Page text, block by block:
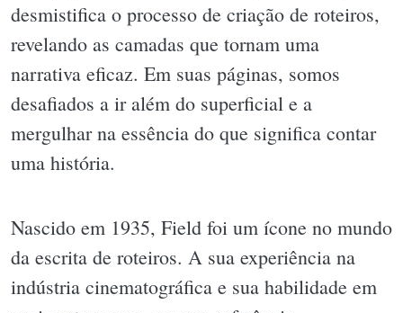
desmistifica o processo de criação de roteiros,
revelando as camadas que tornam uma
narrativa eficaz. Em suas páginas, somos
desafiados a ir além do superficial e a
mergulhar na essência do que significa contar
uma história.
Nascido em 1935, Field foi um ícone no mundo
da escrita de roteiros. A sua experiência na
indústria cinematográfica e sua habilidade em